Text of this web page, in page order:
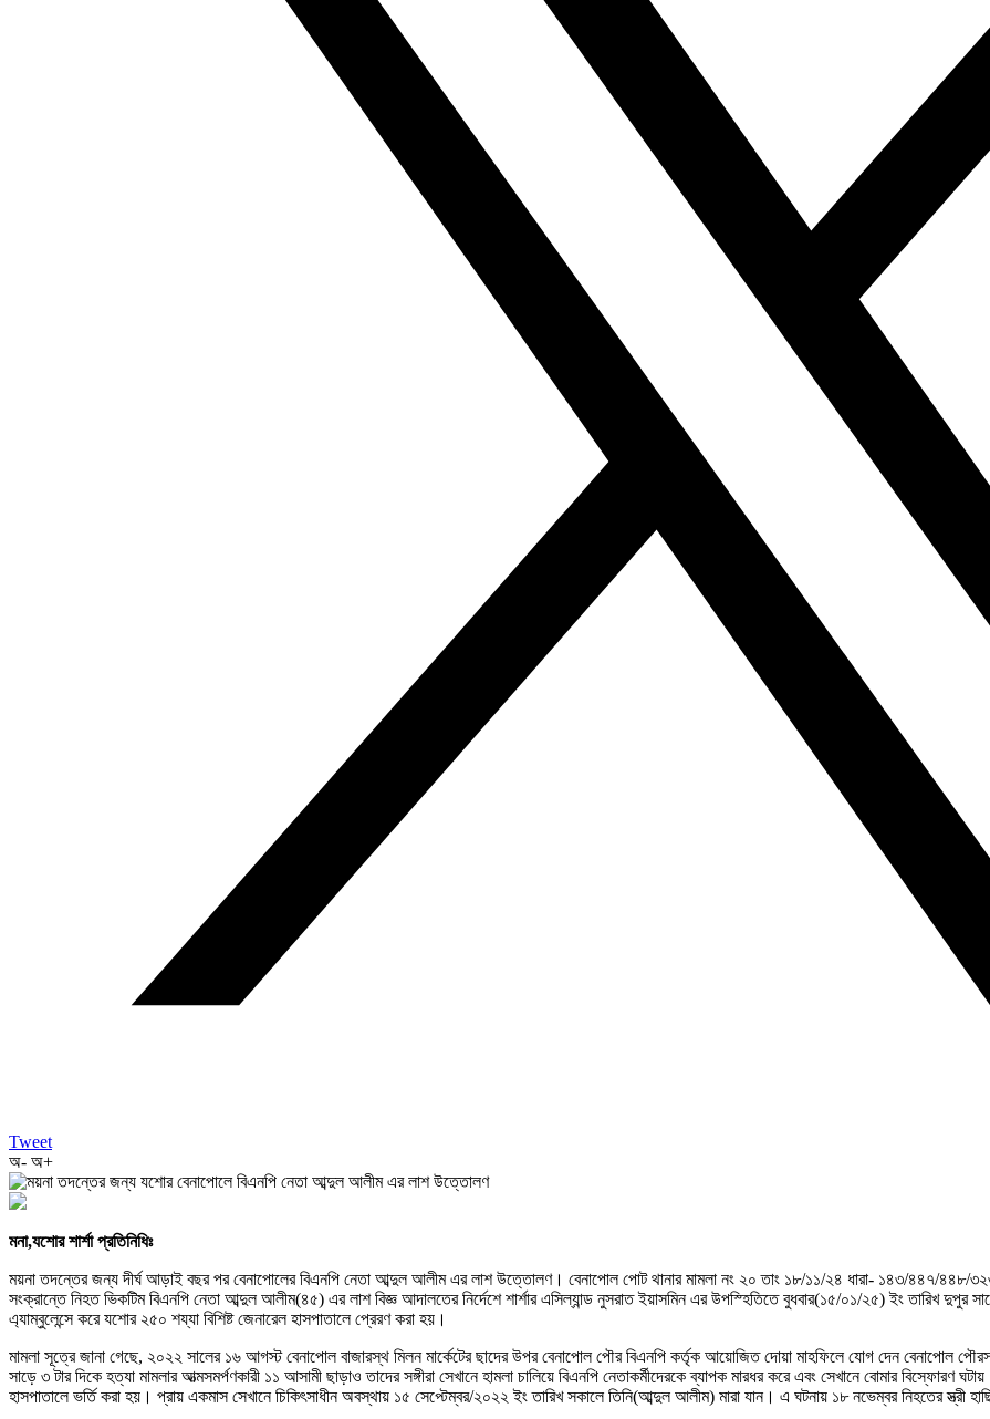
Tweet
অ- অ+
মনা,যশোর শার্শা প্রতিনিধিঃ
ময়না তদন্তের জন্য দীর্ঘ আড়াই বছর পর বেনাপোলের বিএনপি নেতা আব্দুল আলীম এর লাশ উত্তোলণ। বেনাপোল পোট থানার মামলা নং ২০ তাং ১৮/১১/২৪ ধারা- ১৪৩/৪৪৭/
সংক্রান্তে নিহত ভিকটিম বিএনপি নেতা আব্দুল আলীম(৪৫) এর লাশ বিজ্ঞ আদালতের নির্দেশে শার্শার এসিল্যান্ড নুসরাত ইয়াসমিন এর উপস্হিতিতে বুধবার(১৫/০১/২৫) ইং তারিখ
এ্যাম্বুলেন্সে করে যশোর ২৫০ শয্যা বিশিষ্ট জেনারেল হাসপাতালে প্রেরণ করা হয়।
মামলা সূত্রে জানা গেছে, ২০২২ সালের ১৬ আগস্ট বেনাপোল বাজারস্থ মিলন মার্কেটের ছাদের উপর বেনাপোল পৌর বিএনপি কর্তৃক আয়োজিত দোয়া মাহফিলে যোগ দেন বেনাপোল
সাড়ে ৩ টার দিকে হত্যা মামলার আত্মসমর্পণকারী ১১ আসামী ছাড়াও তাদের সঙ্গীরা সেখানে হামলা চালিয়ে বিএনপি নেতাকর্মীদেরকে ব্যাপক মারধর করে এবং সেখানে বোমার
হাসপাতালে ভর্তি করা হয়। প্রায় একমাস সেখানে চিকিৎসাধীন অবস্থায় ১৫ সেপ্টেম্বর/২০২২ ইং তারিখ সকালে তিনি(আব্দুল আলীম) মারা যান। এ ঘটনায় ১৮ নভেম্বর নিহতের স্ত্রী